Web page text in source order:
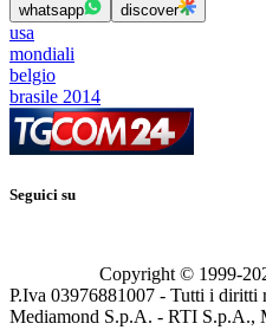
whatsapp discover
usa
mondiali
belgio
brasile 2014
Seguici su
Copyright © 1999-
P.Iva 03976881007 - Tutti i diritti
Mediamond S.p.A. - RTI S.p.A.,